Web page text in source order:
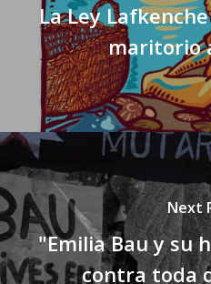
La Ley
maritorio
Next
"Emilia Bau y su
contra toda